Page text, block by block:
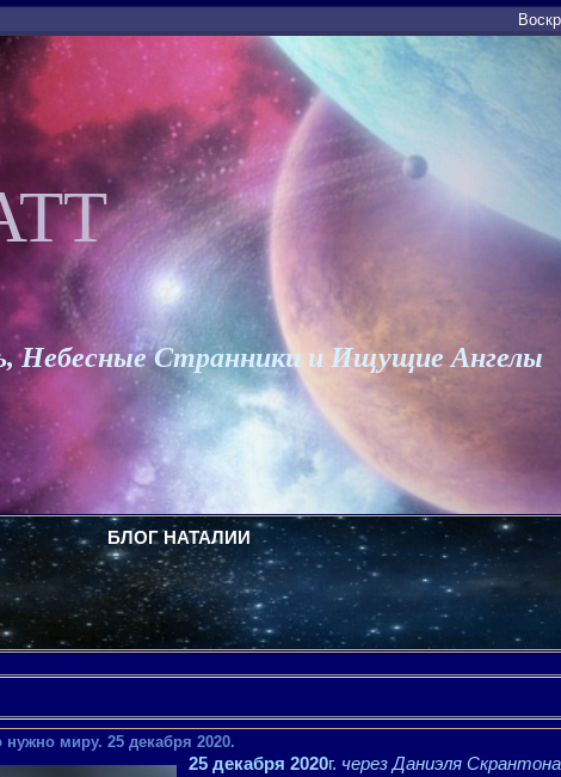
Небесные Странники и Ищущие Ангелы
БЛОГ НАТАЛИИ
нужно миру. 25 декабря 2020.
25 декабря 2020г. через Даниэля Скрантона